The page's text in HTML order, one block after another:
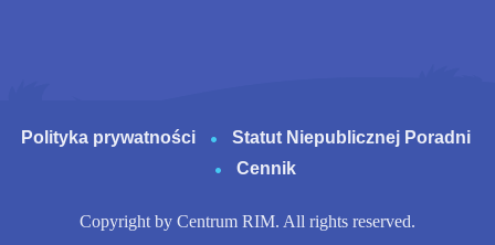
Polityka prywatności
Statut Niepublicznej Poradni
Cennik
Copyright by Centrum RIM. All rights reserved.